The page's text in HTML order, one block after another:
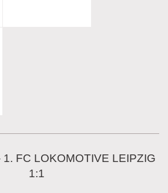
FC LOKOMOTIVE LEIPZIG
1:1